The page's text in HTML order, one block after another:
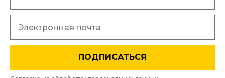
ПОДПИСАТЬСЯ